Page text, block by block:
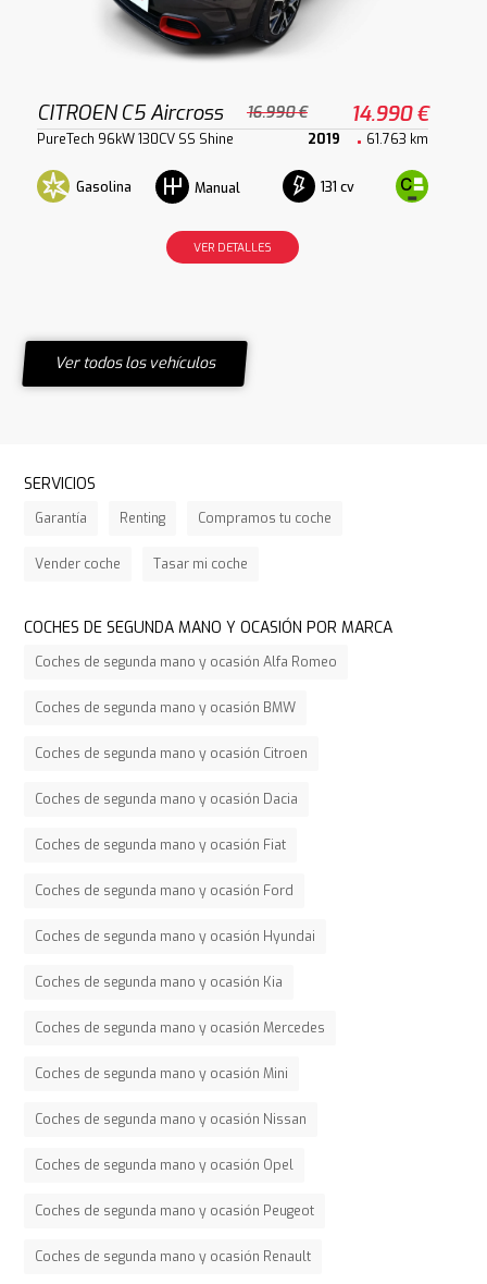
CITROEN C5 Aircross 16.990 € 14.990 €
PureTech 96kW 130CV SS Shine 2019 61.763 km
Gasolina Manual 131 cv
VER DETALLES
Ver todos los vehículos
SERVICIOS
Garantía Renting Compramos tu coche
Vender coche Tasar mi coche
COCHES DE SEGUNDA MANO Y OCASIÓN POR MARCA
Coches de segunda mano y ocasión Alfa Romeo
Coches de segunda mano y ocasión BMW
Coches de segunda mano y ocasión Citroen
Coches de segunda mano y ocasión Dacia
Coches de segunda mano y ocasión Fiat
Coches de segunda mano y ocasión Ford
Coches de segunda mano y ocasión Hyundai
Coches de segunda mano y ocasión Kia
Coches de segunda mano y ocasión Mercedes
Coches de segunda mano y ocasión Mini
Coches de segunda mano y ocasión Nissan
Coches de segunda mano y ocasión Opel
Coches de segunda mano y ocasión Peugeot
Coches de segunda mano y ocasión Renault